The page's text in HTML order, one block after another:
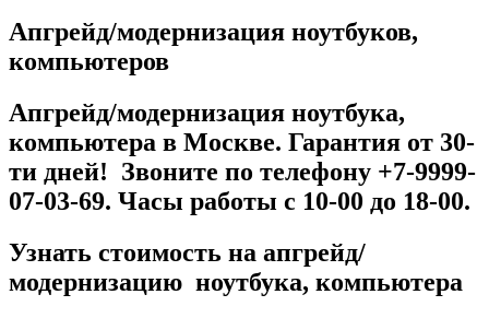
Апгрейд/модернизация ноутбуков,
компьютеров
Апгрейд/модернизация ноутбука,
компьютера в Москве. Гарантия от 30-
ти дней! Звоните по телефону +7-9999-
07-03-69. Часы работы с 10-00 до 18-00.
Узнать стоимость на апгрейд/
модернизацию ноутбука, компьютера